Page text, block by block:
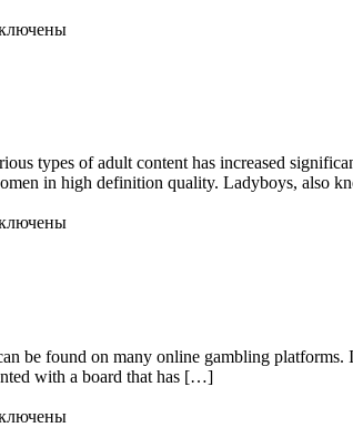
types of adult content has increased
in high definition quality. Ladyboys, also
be found on many online gambling
with a board that has […]